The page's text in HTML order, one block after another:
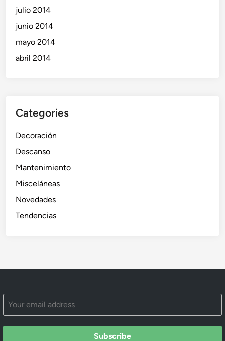
julio 2014
junio 2014
mayo 2014
abril 2014
Categories
Decoración
Descanso
Mantenimiento
Misceláneas
Novedades
Tendencias
Subscribe